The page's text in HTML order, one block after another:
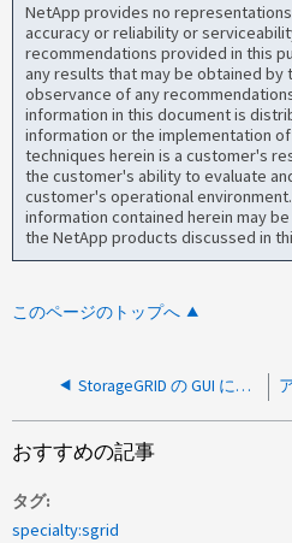
NetApp provides no
accuracy or reliability or
recommendations provided in this
any results that may be obtained
observance of any
information in this document is
information or the implementation
techniques herein is a customer's
the customer's ability to evaluate
customer's operational
information contained herein may
the NetApp products discussed in
このページのトップへ
StorageGRID の GUI に「 An error occured during the most recent 」と表示されます Santricitry OS アップグレード
おすすめの記事
タグ
specialty:sgrid